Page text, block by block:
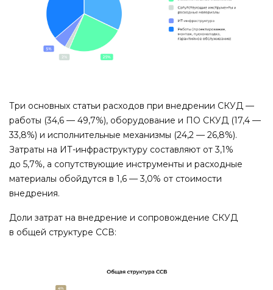
Три основных статьи расходов при внедрении СКУД —
работы (34,6 — 49,7%), оборудование и ПО СКУД (17,4 —
33,8%) и исполнительные механизмы (24,2 — 26,8%).
Затраты на ИТ-инфраструктуру составляют от 3,1%
до 5,7%, а сопутствующие инструменты и расходные
материалы обойдутся в 1,6 — 3,0% от стоимости
внедрения.
Доли затрат на внедрение и сопровождение СКУД
в общей структуре ССВ: